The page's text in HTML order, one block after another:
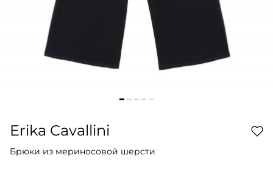
Erika Cavallini
Брюки из мериносовой шерсти